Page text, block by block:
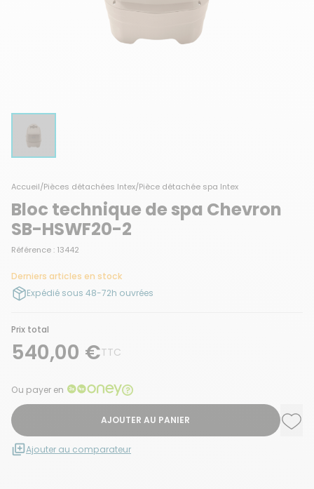
Accueil/Pièces détachées Intex/Pièce détachée spa Intex
Bloc technique de spa Chevron
SB-HSWF20-2
Référence : 13442
Derniers articles en stock
Expédié sous 48-72h ouvrées
Prix total
540,00 €TTC
Ou payer en
AJOUTER AU PANIER
Ajouter au comparateur